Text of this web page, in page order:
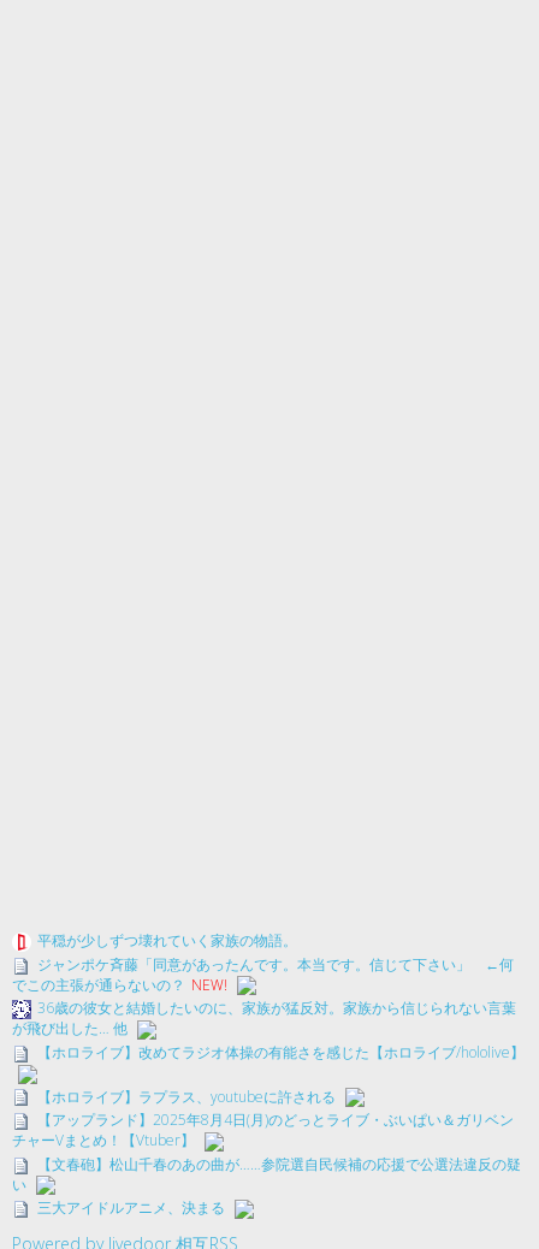
平穏が少しずつ壊れていく家族の物語。
ジャンポケ斉藤「同意があったんです。本当です。信じて下さい」 ←何
でこの主張が通らないの？ NEW!
36歳の彼女と結婚したいのに、家族が猛反対。家族から信じられない言葉
が飛び出した… 他
【ホロライブ】改めてラジオ体操の有能さを感じた【ホロライブ/hololive】
【ホロライブ】ラプラス、youtubeに許される
【アップランド】2025年8月4日(月)のどっとライブ・ぶいぱい＆ガリベン
チャーVまとめ！【Vtuber】
【文春砲】松山千春のあの曲が……参院選自民候補の応援で公選法違反の疑
い
三大アイドルアニメ、決まる
Powered by livedoor 相互RSS